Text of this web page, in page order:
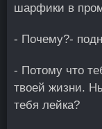
шарфики в
- Почему?-
- Потому что
твоей жизни.
тебя лейка?